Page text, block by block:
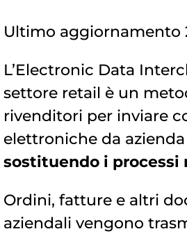
Ultimo aggiornamento
L’Electronic Data
settore retail è un
rivenditori per inviare
elettroniche da azienda
sostituendo i processi
Ordini, fatture e altri
aziendali vengono